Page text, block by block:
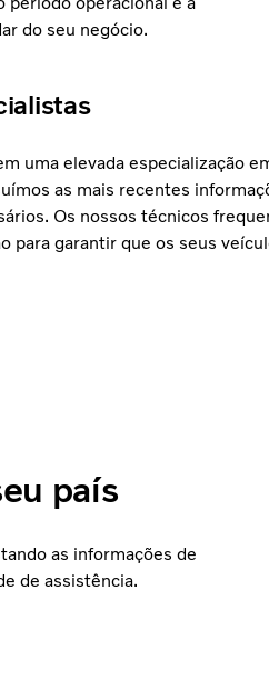
do seu negócio.
uma elevada especialização
as mais recentes
Os nossos técnicos
para garantir que os seus
país
as informações de
de assistência.